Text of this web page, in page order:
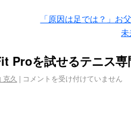
「原因は足では？」お
Proを試せるテニス専
克久 | コメントを受け付けていません